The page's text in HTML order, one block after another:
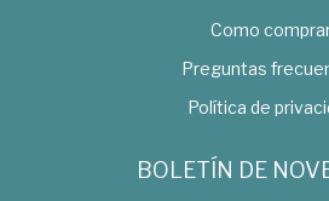
Como
Preguntas
Política de
BOLETÍN DE